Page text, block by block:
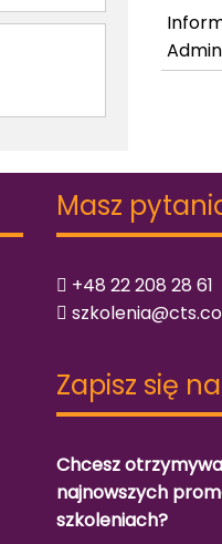
Masz
+48 22 208 28 61
Zapisz się
Chcesz
najnowszych
szkoleniach?